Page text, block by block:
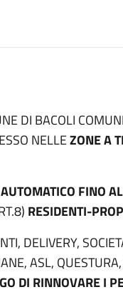
DI BACOLI
NELLEZONE A
FINO
RESIDENTI-
DELIVERY,
ASL,
DI RINNOVARE I